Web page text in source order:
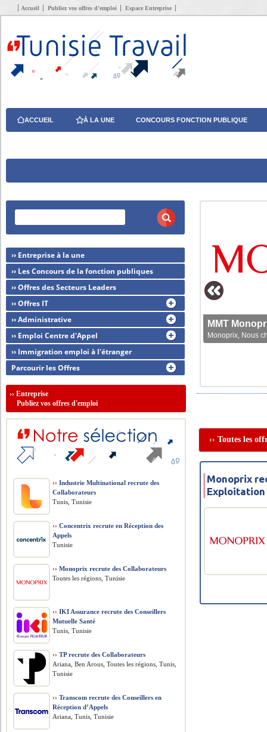
Accueil Publiez vos offres d’emploi Espace Entreprise
ACCUEIL À LA UNE CONCOURS FONCTION PUBLIQUE
MMT
Monoprix, Nous
›› Toutes les
Monoprix
›› Entreprise à la une
›› Les Concours de la fonction publiques
›› Offres des Secteurs Leaders
›› Offres IT
›› Administrative
›› Emploi Centre d'Appel
›› Immigration emploi à l'étranger
Parcourir les Offres
››Entreprise
Publiez vos offres d'emploi
›› Industrie Multinational recrute des
Collaborateurs
Tunis, Tunisie
›› Concentrix recrute en Réception des
Appels
Tunisie
›› Monoprix recrute des Collaborateurs
Toutes les régions, Tunisie
›› IKI Assurance recrute des Conseillers
Mutuelle Santé
Tunis, Tunisie
›› TP recrute des Collaborateurs
Ariana, Ben Arous, Toutes les régions, Tunis,
Tunisie
›› Transcom recrute des Conseillers en
Réception d’Appels
Ariana, Tunis, Tunisie